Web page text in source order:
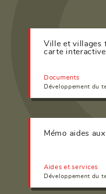
Ville et villages
carte interactive
Documents
Développement du
Mémo aides
Aides et services
Développement du